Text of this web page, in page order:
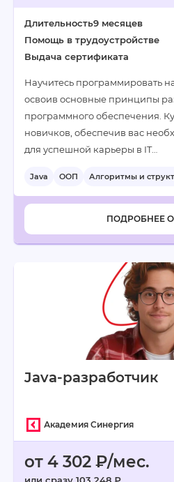
Длительность9 месяцев
Помощь в трудоустройстве
Выдача сертификата
Научитесь программировать
освоив основные принципы
программного обеспечения.
новичков, обеспечив вас
для успешной карьеры в IT…
Java ООП Алгоритмы и
ПОДРОБНЕЕ
Java-разработчик
Академия Синергия
от 4 302 ₽/мес.